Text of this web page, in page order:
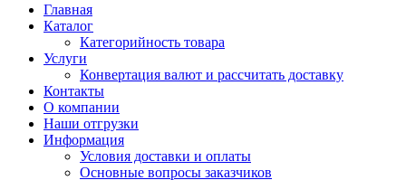
Главная
Каталог
Категорийность товара
Услуги
Конвертация валют и рассчитать доставку
Контакты
О компании
Наши отгрузки
Информация
Условия доставки и оплаты
Основные вопросы заказчиков